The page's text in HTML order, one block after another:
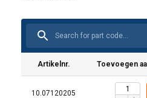
Artikelnr. Toevoegen
10.07120205